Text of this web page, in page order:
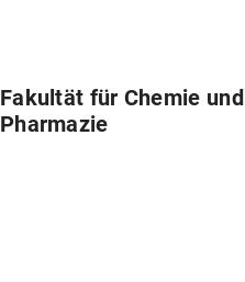
Fakultät für Chemie und
Pharmazie